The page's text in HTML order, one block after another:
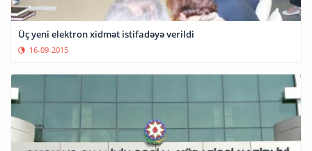
Üç yeni elektron xidmət istifadəyə verildi
16-09-2015